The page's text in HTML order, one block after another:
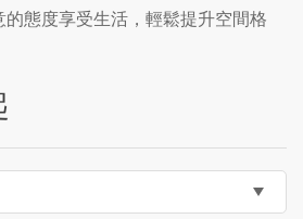
態度享受生活，輕鬆提升空間格